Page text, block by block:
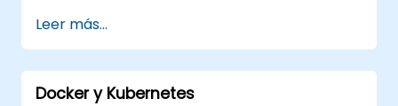
servicios, pasarelas de API y
comunicación entre servicios.
Monitorear y asegurar microservicios en
entornos de producción.
Leer más...
Docker y Kubernetes